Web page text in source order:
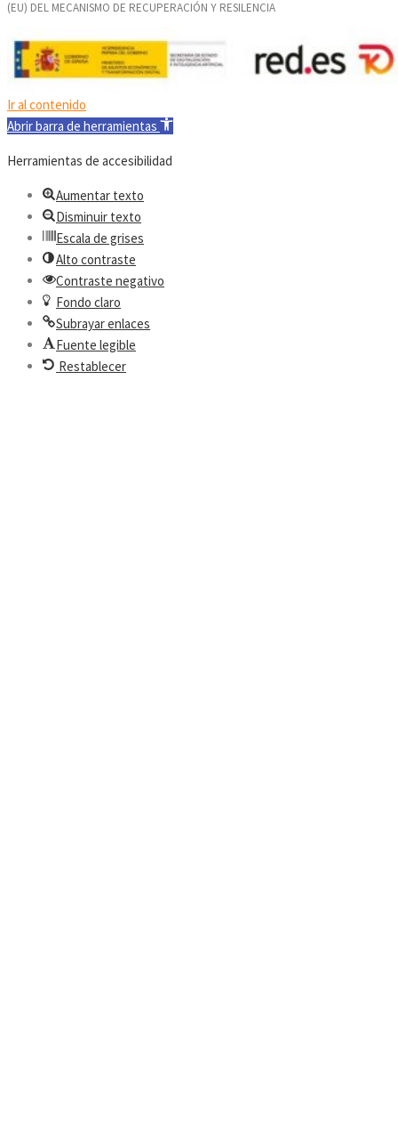
(EU) DEL MECANISMO DE RECUPERACIÓN Y RESILENCIA
Ir al contenido
Abrir barra de herramientas
Herramientas de accesibilidad
Aumentar texto
Disminuir texto
Escala de grises
Alto contraste
Contraste negativo
Fondo claro
Subrayar enlaces
Fuente legible
Restablecer